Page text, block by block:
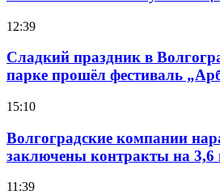
12:39
Сладкий праздник в
парке прошёл фестиваль
15:10
Волгоградские компании
заключены контракты на 3,6
11:39